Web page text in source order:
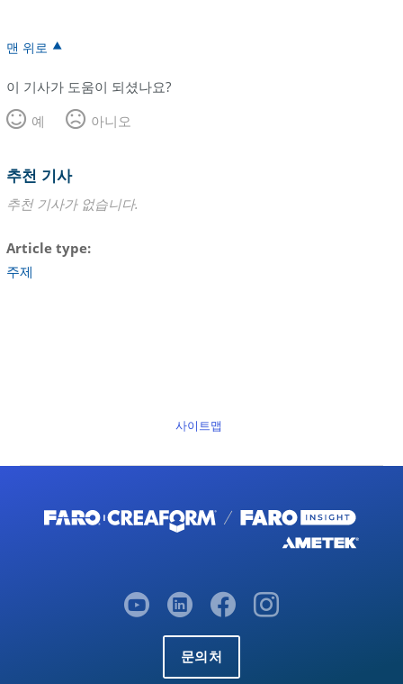
맨 위로
이 기사가 도움이 되셨나요?
예
아니오
추천 기사
추천 기사가 없습니다.
Article type
주제
사이트맵
문의처